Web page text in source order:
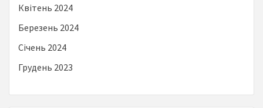
Квітень 2024
Березень 2024
Січень 2024
Грудень 2023